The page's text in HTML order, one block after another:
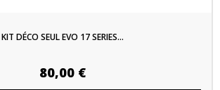
KIT DÉCO SEUL EVO 17 SERIES...
80,00 €